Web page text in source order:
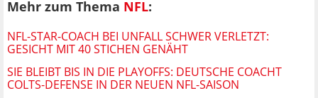
Mehr zum Thema NFL:
NFL-STAR-COACH BEI UNFALL SCHWER VERLETZT:
GESICHT MIT 40 STICHEN GENÄHT
SIE BLEIBT BIS IN DIE PLAYOFFS: DEUTSCHE COACHT
COLTS-DEFENSE IN DER NEUEN NFL-SAISON